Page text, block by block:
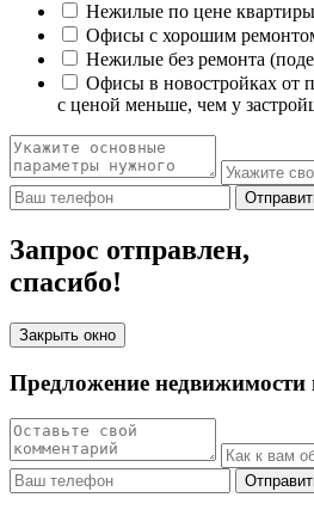
Нежилые по цене
Офисы с хорошим
Нежилые без ремонта
Офисы в новостройках от
с ценой меньше, чем у
Запрос отправлен,
спасибо!
Закрыть окно
Предложение недвижимости